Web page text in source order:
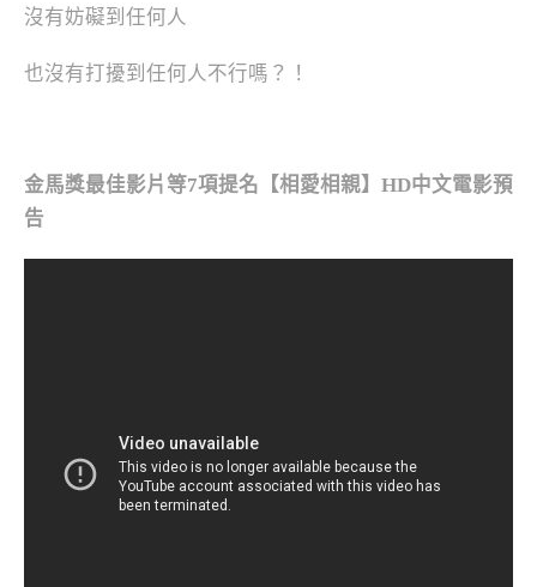
沒有妨礙到任何人
也沒有打擾到任何人不行嗎？！
金馬獎最佳影片等7項提名【相愛相親】HD中文電影預
告